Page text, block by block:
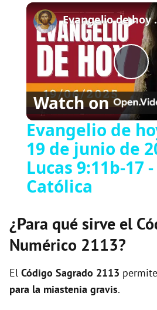
Fullscreen
P
l
a
V
Evangelio de
Watch on
Evangelio de
19 de junio de
Lucas 9:11b-17
Católica
¿Para qué sirve el
Numérico 2113?
El Código Sagrado 2113
para la miastenia gravis.